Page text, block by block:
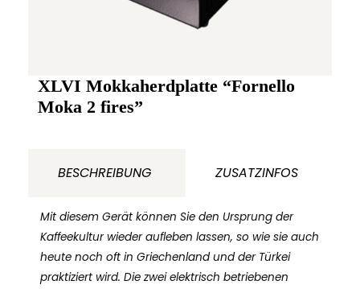
XLVI Mokkaherdplatte “Fornello
Moka 2 fires”
BESCHREIBUNG ZUSATZINFOS
Mit diesem Gerät können Sie den Ursprung der
Kaffeekultur wieder aufleben lassen, so wie sie auch
heute noch oft in Griechenland und der Türkei
praktiziert wird. Die zwei elektrisch betriebenen